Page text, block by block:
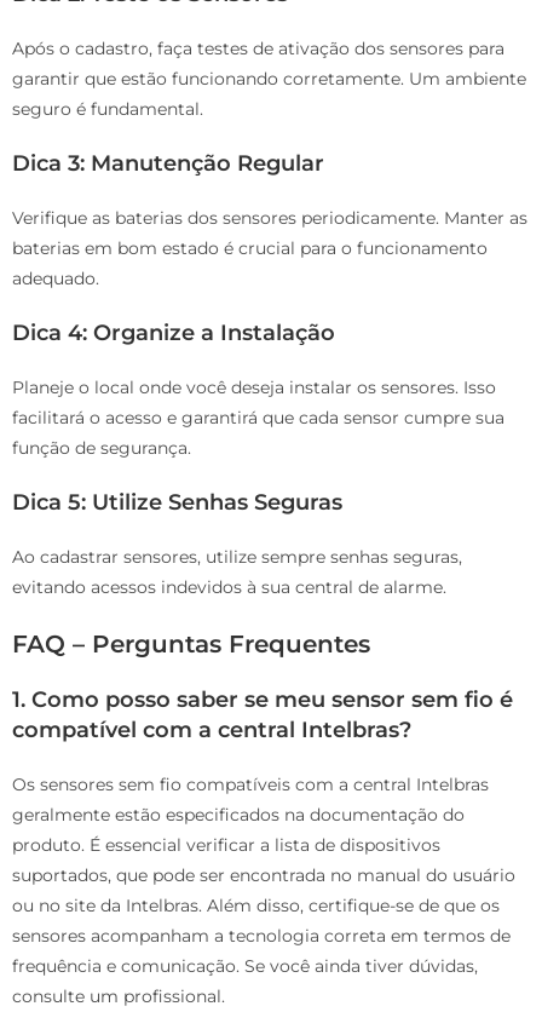
Após o cadastro, faça testes de ativação dos sensores para
garantir que estão funcionando corretamente. Um ambiente
seguro é fundamental.
Dica 3: Manutenção Regular
Verifique as baterias dos sensores periodicamente. Manter as
baterias em bom estado é crucial para o funcionamento
adequado.
Dica 4: Organize a Instalação
Planeje o local onde você deseja instalar os sensores. Isso
facilitará o acesso e garantirá que cada sensor cumpre sua
função de segurança.
Dica 5: Utilize Senhas Seguras
Ao cadastrar sensores, utilize sempre senhas seguras,
evitando acessos indevidos à sua central de alarme.
FAQ – Perguntas Frequentes
1. Como posso saber se meu sensor sem fio é
compatível com a central Intelbras?
Os sensores sem fio compatíveis com a central Intelbras
geralmente estão especificados na documentação do
produto. É essencial verificar a lista de dispositivos
suportados, que pode ser encontrada no manual do usuário
ou no site da Intelbras. Além disso, certifique-se de que os
sensores acompanham a tecnologia correta em termos de
frequência e comunicação. Se você ainda tiver dúvidas,
consulte um profissional.